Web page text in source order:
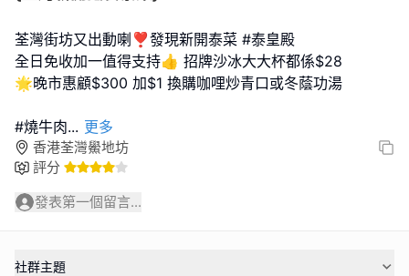
荃灣街坊又出動喇❣️發現新開泰菜 #泰皇殿
全日免收加一值得支持👍 招牌沙冰大大杯都係$28
🌟晚市惠顧$300 加$1 換購咖哩炒青口或冬蔭功湯
#燒牛肉... 更多
香港荃灣鱟地坊
評分
發表第一個留言...
社群主題